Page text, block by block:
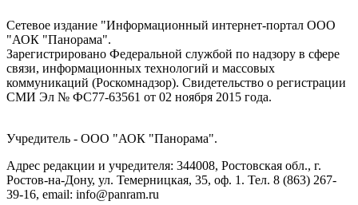
Сетевое издание "Информационный интернет-портал ООО
"АОК "Панорама".
Зарегистрировано Федеральной службой по надзору в сфере
связи, информационных технологий и массовых
коммуникаций (Роскомнадзор). Cвидетельство о регистрации
СМИ Эл № ФС77-63561 от 02 ноября 2015 года.
Учредитель - ООО "АОК "Панорама".
Адрес редакции и учредителя: 344008, Ростовская обл., г.
Ростов-на-Дону, ул. Темерницкая, 35, оф. 1. Тел. 8 (863) 267-
39-16, email: info@panram.ru